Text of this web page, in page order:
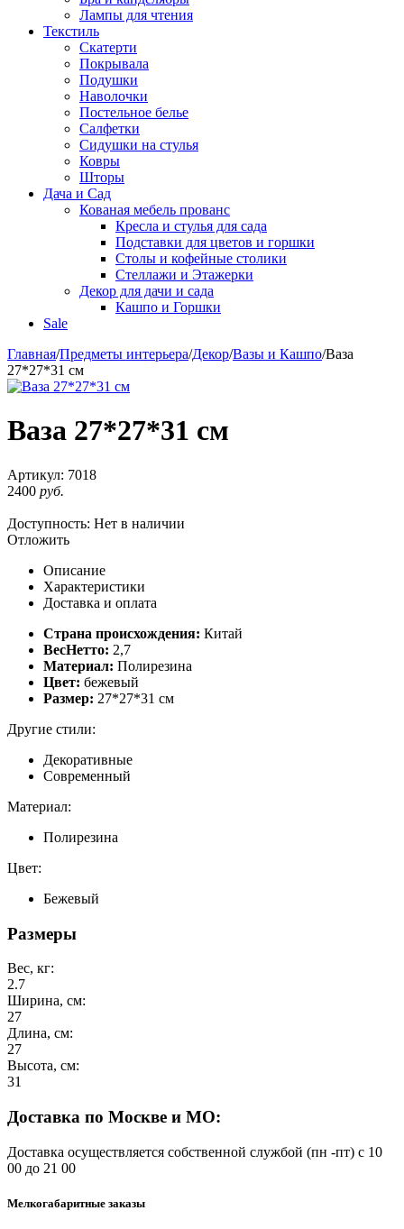
Лампы для чтения
Текстиль
Скатерти
Покрывала
Подушки
Наволочки
Постельное белье
Салфетки
Сидушки на стулья
Ковры
Шторы
Дача и Сад
Кованая мебель прованс
Кресла и стулья для сада
Подставки для цветов и горшки
Столы и кофейные столики
Стеллажи и Этажерки
Декор для дачи и сада
Кашпо и Горшки
Sale
Главная/Предметы интерьера/Декор/Вазы и Кашпо/Ваза
27*27*31 см
Ваза 27*27*31 см
Артикул: 7018
2400 руб.
Доступность: Нет в наличии
Отложить
Описание
Характеристики
Доставка и оплата
Страна происхождения: Китай
ВесНетто: 2,7
Материал: Полирезина
Цвет: бежевый
Размер: 27*27*31 см
Другие стили:
Декоративные
Современный
Материал:
Полирезина
Цвет:
Бежевый
Размеры
Вес, кг:
2.7
Ширина, см:
27
Длина, см:
27
Высота, см:
31
Доставка по Москве и МО:
Доставка осуществляется собственной службой (пн -пт) с 10
00 до 21 00
Мелкогабаритные заказы